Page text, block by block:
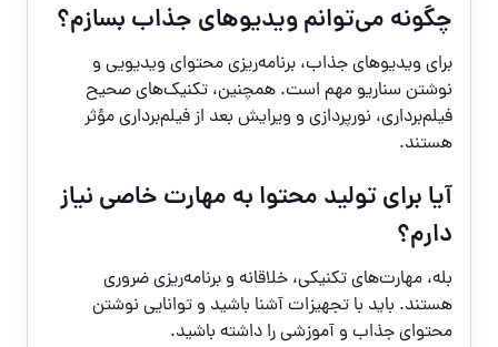
چگونه می‌توانم ویدیوهای جذاب بسازم؟
برای ویدیوهای جذاب، برنامه‌ریزی محتوای ویدیویی و
نوشتن سناریو مهم است. همچنین، تکنیک‌های صحیح
فیلم‌برداری، نورپردازی و ویرایش بعد از فیلم‌برداری مؤثر
هستند.
آیا برای تولید محتوا به مهارت خاصی نیاز
دارم؟
بله، مهارت‌های تکنیکی، خلاقانه و برنامه‌ریزی ضروری
هستند. باید با تجهیزات آشنا باشید و توانایی نوشتن
محتوای جذاب و آموزشی را داشته باشید.